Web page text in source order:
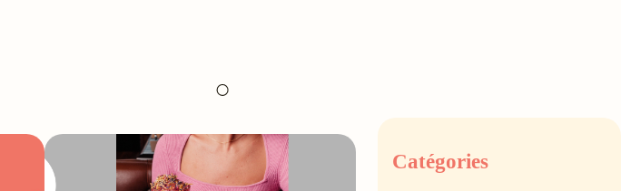
Catégories